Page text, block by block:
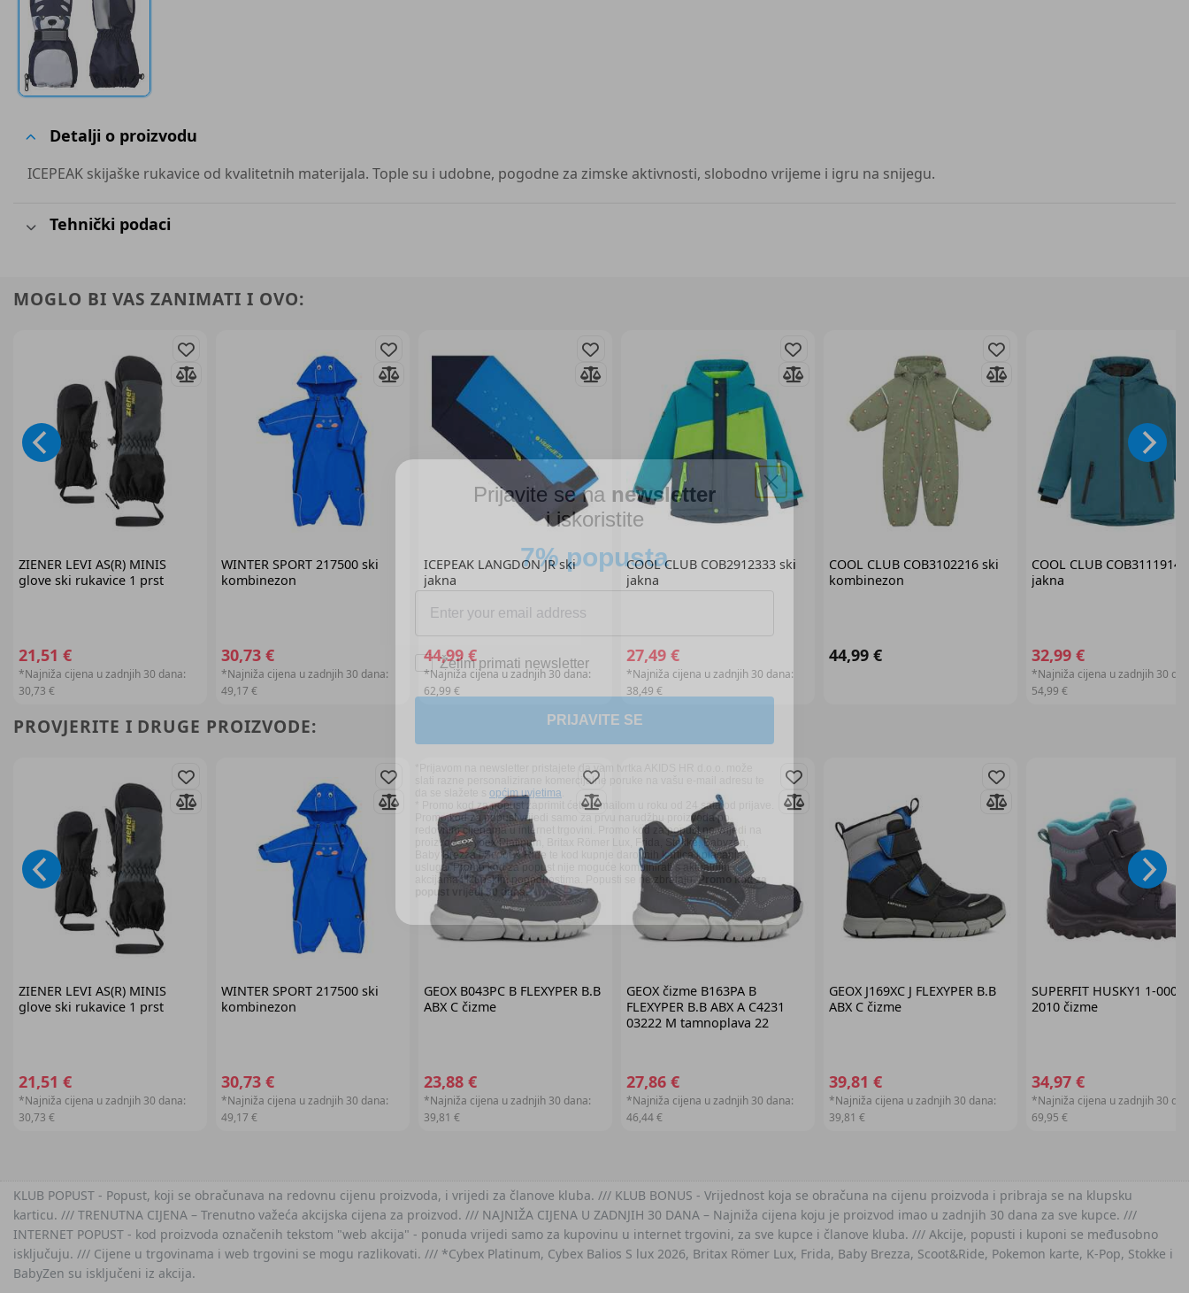
Detalji o proizvodu
ICEPEAK skijaške rukavice od kvalitetnih materijala. Tople su i udobne, pogodne za zimske aktivnosti, slobodno vrijeme i igru ​​na snijegu.
Tehnički podaci
MOGLO BI VAS ZANIMATI I OVO:
ZIENERLEVI AS(R) MINIS
glove ski rukavice 1 prst
21,51 €
*Najniža cijena u zadnjih 30 dana:
30,73 €
WINTER SPORT 217500 ski
kombinezon
30,73 €
*Najniža cijena u zadnjih 30 dana:
49,17 €
ICEPEAKLANGDON JR ski
jakna
44,99 €
*Najniža cijena u zadnjih 30 dana:
62,99 €
COOL CLUBCOB2912333 ski
jakna
27,49 €
*Najniža cijena u zadnjih 30 dana:
38,49 €
COOL CLUBCOB3102216 ski
kombinezon
44,99 €
COOL CLUB COB3111914
jakna
32,99 €
*Najniža cijena u zadnjih 30
54,99 €
PROVJERITE I DRUGE PROIZVODE:
ZIENERLEVI AS(R) MINIS
glove ski rukavice 1 prst
21,51 €
*Najniža cijena u zadnjih 30 dana:
30,73 €
WINTER SPORT 217500 ski
kombinezon
30,73 €
*Najniža cijena u zadnjih 30 dana:
49,17 €
GEOX B043PC B FLEXYPER B.B
ABX C čizme
23,88 €
*Najniža cijena u zadnjih 30 dana:
39,81 €
GEOX čizme B163PA B
FLEXYPER B.B ABX A C4231
03222 M tamnoplava 22
27,86 €
*Najniža cijena u zadnjih 30 dana:
46,44 €
GEOXJ169XC J FLEXYPER B.B
ABX C čizme
39,81 €
*Najniža cijena u zadnjih 30 dana:
39,81 €
SUPERFIT HUSKY1 1-
2010 čizme
34,97 €
*Najniža cijena u zadnjih 30
69,95 €
KLUB POPUST - Popust, koji se obračunava na redovnu cijenu proizvoda, i vrijedi za članove kluba. /// KLUB BONUS - Vrijednost koja se obračuna na cijenu proizvoda i pribraja se na klupsku
karticu. /// TRENUTNA CIJENA – Trenutno važeća akcijska cijena za proizvod. /// NAJNIŽA CIJENA U ZADNJIH 30 DANA – Najniža cijena koju je proizvod imao u zadnjih 30 dana za sve kupce. ///
INTERNET POPUST - kod proizvoda označenih tekstom "web akcija" - ponuda vrijedi samo za kupovinu u internet trgovini, za sve kupce i članove kluba. /// Akcije, popusti i kuponi se međusobno
isključuju. /// Cijene u trgovinama i web trgovini se mogu razlikovati. /// *Cybex Platinum, Cybex Balios S lux 2026, Britax Römer Lux, Frida, Baby Brezza, Scoot&Ride, Pokemon karte, K-Pop, Stokke i
BabyZen su isključeni iz akcija.
Prijavite se nanewsletter
i iskoristite
7% popusta
Želim primati newsletter
PRIJAVITE SE
* Promo kod za popust zaprimit ćete e-mailom u roku od 24 sata od prijave.
Promo kod za popust vrijedi samo za prvu narudžbu proizvoda po
redovnim cijenama u internet trgovini. Promo kod za popust ne vrijedi na
proizvode Cybex Platinum, Britax Römer Lux, Frida, Stokke, Babyzen,
Baby Brezza i Scoot & Ride te kod kupnje darovnih kartica i plaćanja
usluga. Promo kod za popust nije moguće kombinirati s aktualnim
akcijama i klupskim pogodnostima. Popusti se ne zbrajaju.Promo kod za
popust vrijedi 30 dana.